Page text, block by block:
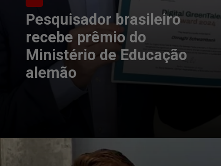
Pesquisador brasileiro
recebe prêmio do
Ministério de Educação
alemão